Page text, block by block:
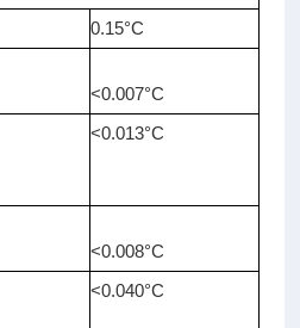
0.15°C
<0.007°C
<0.013°C
<0.008°C
<0.040°C